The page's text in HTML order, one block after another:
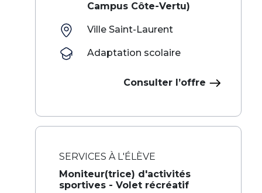
Campus Côte-Vertu)
Ville Saint-Laurent
Adaptation scolaire
Consulter l’offre
SERVICES À L'ÉLÈVE
‌ ‍ ​‍​‍‌‍Moniteur(trice) d'activités
sportives - Volet récréatif​​​ ‌ ​‍‌‍‍‌‌‍‌ ‌‍‍‌‌‍ ‍​‍​‍​ ‍‍​‍​‍‌ ​ ‌‍​‌‌‍ ‍‌‍‍‌‌ ‌​‌ ‍‌​‍ ‍‌‍‍‌‌‍ ​‍​‍​‍ ​​‍​‍‌‍‍​‌ ​‍‌‍‌‌‌‍‌‍​‍​‍​ ‍‍​‍​‍‌‍‍​‌ ‌​‌ ‌​‌ ​​‌ ​ ​ ‍‍​‍ ​‍ ‌‍​ ‌ ​ ‌‍‍‍‌ ‌‍​‍ ‌‌ ​ ‌ ‌​‌ ‌‌‌‍‌​‌‍‍‌‌‍ ​